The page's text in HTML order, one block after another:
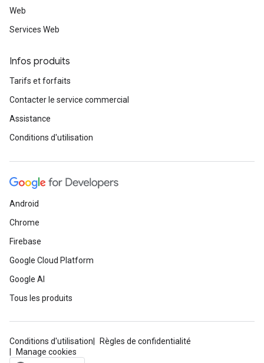
Web
Services Web
Infos produits
Tarifs et forfaits
Contacter le service commercial
Assistance
Conditions d'utilisation
Android
Chrome
Firebase
Google Cloud Platform
Google AI
Tous les produits
Conditions d'utilisation
Règles de confidentialité
Manage cookies